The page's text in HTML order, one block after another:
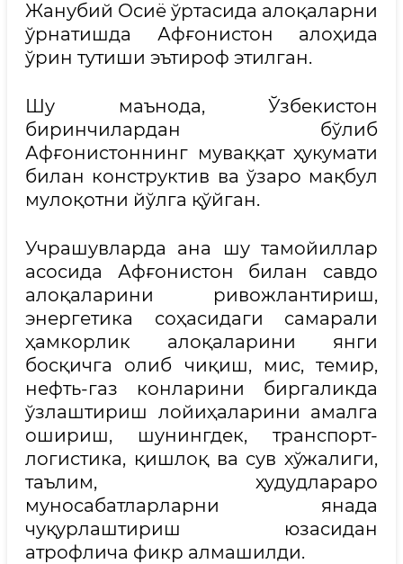
Жанубий Осиё ўртасида алоқаларни
ўрнатишда Афғонистон алоҳида
ўрин тутиши эътироф этилган.
Шу маънода, Ўзбекистон
биринчилардан бўлиб
Афғонистоннинг муваққат ҳукумати
билан конструктив ва ўзаро мақбул
мулоқотни йўлга қўйган.
Учрашувларда ана шу тамойиллар
асосида Афғонистон билан савдо
алоқаларини ривожлантириш,
энергетика соҳасидаги самарали
ҳамкорлик алоқаларини янги
босқичга олиб чиқиш, мис, темир,
нефть-газ конларини биргаликда
ўзлаштириш лойиҳаларини амалга
ошириш, шунингдек, транспорт-
логистика, қишлоқ ва сув хўжалиги,
таълим, ҳудудлараро
муносабатларларни янада
чуқурлаштириш юзасидан
атрофлича фикр алмашилди.